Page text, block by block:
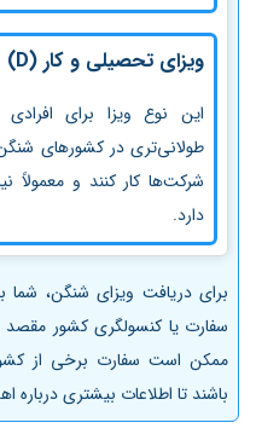
ویزای تحصیلی و کار (D)
این نوع ویزا برای
طولانی‌تری در کشورهای
شرکت‌ها کار کنند و معمولاً
دارد.
برای دریافت ویزای شنگن، شما
سفارت یا کنسولگری کشور
ممکن است سفارت برخی از
باشند تا اطلاعات بیشتری